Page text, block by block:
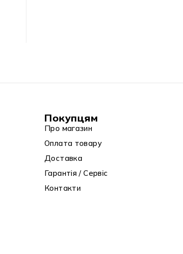
Покупцям
Про магазин
Оплата товару
Доставка
Гарантія / Сервіс
Контакти